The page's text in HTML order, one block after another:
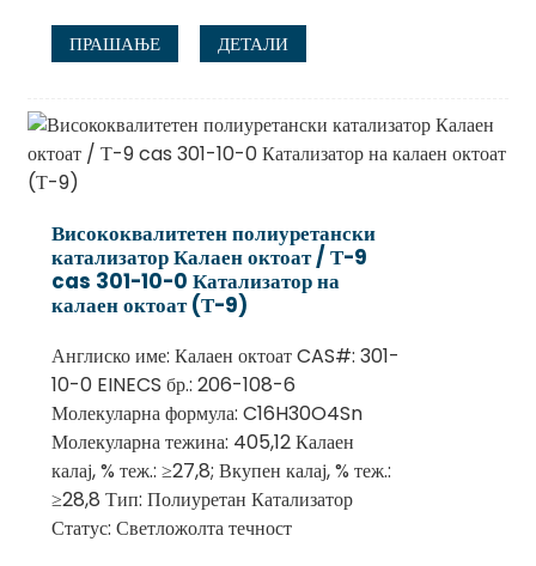
ПРАШАЊЕ ДЕТАЛИ
Висококвалитетен полиуретански
катализатор Калаен октоат / Т-9
cas 301-10-0 Катализатор на
калаен октоат (Т-9)
Англиско име: Калаен октоат CAS#: 301-
10-0 EINECS бр.: 206-108-6
Молекуларна формула: C16H30O4Sn
Молекуларна тежина: 405,12 Калаен
калај, % теж.: ≥27,8; Вкупен калај, % теж.:
≥28,8 Тип: Полиуретан Катализатор
Статус: Светложолта течност